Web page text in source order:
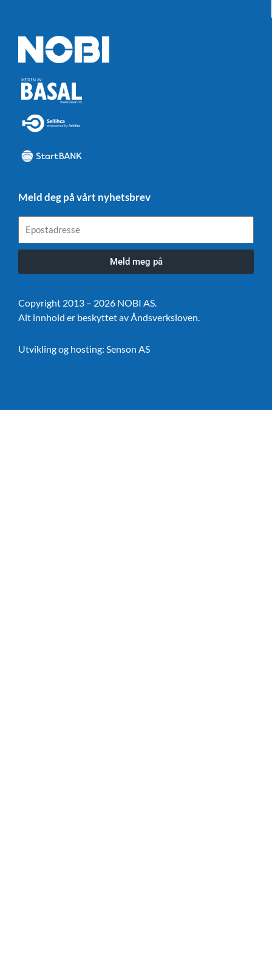
Meld deg på vårt nyhetsbrev
Meld meg på
Copyright 2013 – 2026 NOBI AS.
Alt innhold er beskyttet av Åndsverksloven.
Utvikling og hosting: Senson AS